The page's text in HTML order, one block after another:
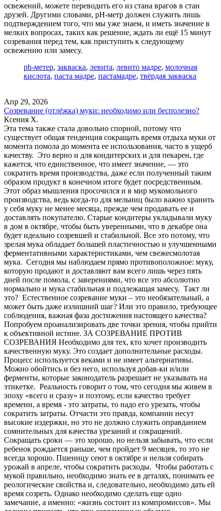
освежений, можете переводить его из стана врагов в стан
друзей. Другими словами, pH-метр должен служить лишь
подтверждением того, что мы уже знаем, и иметь значение в
мелких вопросах, таких как решение, ждать ли ещё 15 минут
созревания перед тем, как приступить к следующему
освежению или замесу.
ph-метер, закваска, левита, левито мадре, молочная
кислота, паста мадре, пастамадре, твёрдая закваска
Апр 29, 2026
Созревание (отлёжка) муки: необходимо или бесполезно?
Ксения Х.
Эта тема также стала довольно спорной, потому что
существует общая тенденция сокращать время отдыха муки от
момента помола до момента ее использования, часто в ущерб
качеству. Это верно и для кондитерских и для пекарен, где
кажется, что единственное, что имеет значение, — это
сократить время производства, даже если полученный таким
образом продукт в конечном итоге будет посредственным.
Этот образ мышления просочился и в мир мукомольного
производства, ведь когда-то для мельниц было важно хранить
у себя муку не менее месяца, прежде чем продавать ее и
доставлять покупателю. Старые кондитеры укладывали муку
в дом в октябре, чтобы быть уверенными, что в декабре она
будет идеально созревшей и стабильной. Все это потому, что
зрелая мука обладает большей пластичностью и улучшенными
ферментативными характеристиками, чем свежесмолотая
мука. Сегодня мы наблюдаем прямо противоположное: муку,
которую продают и доставляют вам всего лишь через пять
дней после помола, с заверениями, что все это абсолютно
нормально и мука стабильная и подлежащая замесу. Такт ли
это? Естественное созревание муки – это необязательный, а
может быть даже излишний шаг? Или это правило, требующее
соблюдения, важная фаза достижения настоящего качества?
Попробуем проанализировать две точки зрения, чтобы прийти
к объективной истине. ЗА СОЗРЕВАНИЕ ПРОТИВ
СОЗРЕВАНИЯ Необходимо для тех, кто хочет производить
качественную муку. Это создает дополнительные расходы.
Процесс используется веками и не имеет альтернативы.
Можно обойтись и без него, используя добав-ки и/или
ферменты, которые законодатель разрешает не указывать на
этикетке. Реальность говорит о том, что сегодня мы живем в
эпоху «всего и сразу» и поэтому, если качество требует
времени, а время - это затраты, то надо его урезать, чтобы
сократить затраты. Отчасти это правда, компании несут
высокие издержки, но это не должно служить оправданием
сомнительных для качества урезаний и сокращений.
Сокращать сроки — это хорошо, но нельзя забывать, что если
ребенок рождается раньше, чем пройдет 9 месяцев, то это не
всегда хорошо. Пшеницу сеют в октябре и нельзя собирать
урожай в апреле, чтобы сократить расходы. Чтобы работать с
мукой правильно, необходимо знать ее в деталях, понимать ее
реологические свойства и, следовательно, необходимо дать ей
время созреть. Однако необходимо сделать еще одно
замечание, а именно: «жизнь состоит из компромиссов». Мы